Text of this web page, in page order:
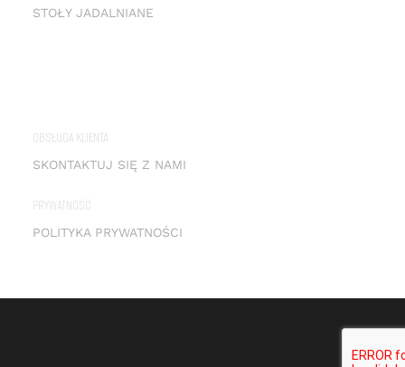
STOŁY JADALNIANE
OBSŁUGA KLIENTA
SKONTAKTUJ SIĘ Z NAMI
PRYWATNOŚĆ
POLITYKA PRYWATNOŚCI